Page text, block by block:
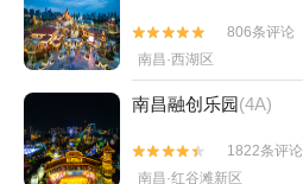


806条评论
南昌·西湖区
南昌融创乐园(4A)


1822条评论
南昌·红谷滩新区